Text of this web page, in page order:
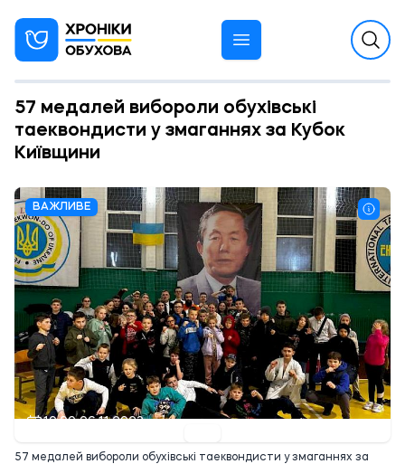
57 медалей вибороли обухівські
таеквондисти у змаганнях за Кубок
Київщини
10:00 06.11.2023
ВАЖЛИВЕ
57 медалей вибороли обухівські таеквондисти у змаганнях за